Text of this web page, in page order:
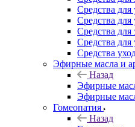
Средства для
Средства для
Средства для
Средства для
Средства
Эфирные масла и
Назад
Эфирные
Эфирные
Гомеопатия
Назад